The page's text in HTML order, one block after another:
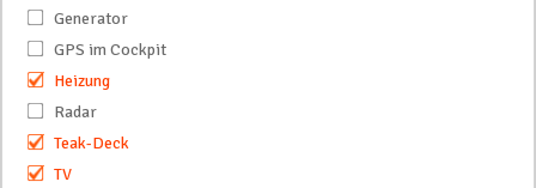
Generator
GPS im Cockpit
Heizung
Radar
Teak-Deck
TV